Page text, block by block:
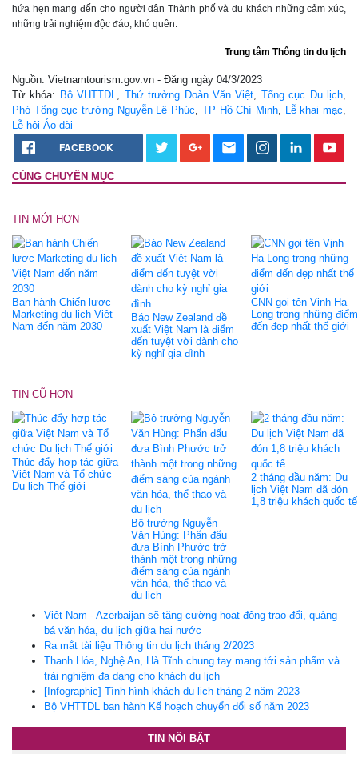
hứa hẹn mang đến cho người dân Thành phố và du khách những cảm xúc,
những trải nghiệm độc đáo, khó quên.
Trung tâm Thông tin du lịch
Nguồn: Vietnamtourism.gov.vn - Đăng ngày 04/3/2023
Từ khóa: Bộ VHTTDL Thứ trưởng Đoàn Văn Việt Tổng cục Du lịch
Phó Tổng cục trưởng Nguyễn Lê Phúc
TP Hồ Chí Minh, Lễ khai mạc
Lễ hội Áo dài
FACEBOOK
CÙNG CHUYÊN MỤC
TIN MỚI HƠN
Ban hành Chiến lược
Marketing du lịch Việt
Nam đến năm 2030
Báo New Zealand đề
xuất Việt Nam là điểm
đến tuyệt vời dành cho
kỳ nghỉ gia đình
CNN gọi tên Vịnh Hạ
Long trong những điểm
đến đẹp nhất thế giới
TIN CŨ HƠN
Thúc đẩy hợp tác giữa
Việt Nam và Tổ chức
Du lịch Thế giới
Bộ trưởng Nguyễn
Văn Hùng: Phấn đấu
đưa Bình Phước trở
thành một trong những
điểm sáng của ngành
văn hóa, thể thao và
du lịch
2 tháng đầu năm: Du
lịch Việt Nam đã đón
1,8 triệu khách quốc tế
Việt Nam - Azerbaijan sẽ tăng cường hoạt động trao đổi, quảng
bá văn hóa, du lịch giữa hai nước
Ra mắt tài liệu Thông tin du lịch tháng 2/2023
Thanh Hóa, Nghệ An, Hà Tĩnh chung tay mang tới sản phẩm và
trải nghiệm đa dạng cho khách du lịch
[Infographic] Tình hình khách du lịch tháng 2 năm 2023
Bộ VHTTDL ban hành Kế hoạch chuyển đổi số năm 2023
TIN NỔI BẬT